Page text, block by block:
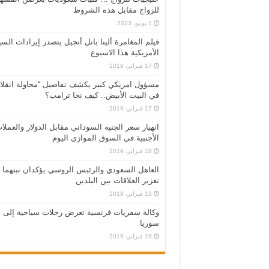
للزواج مقابل هذه الشروط
1 يونيو، 2023
فيلم المغامرة أليتا‭ ‬باتل أنجيل يتصدر إيرادات
الأمريكية هذا الاسبوع
17 فبراير، 2019
مسؤول امريكي كبير يكشف تفاصيل “محاولة
في البيت الأبيض.. كيف نجا ترامب؟
17 فبراير، 2019
انهيار سعر الجنيه السوداني مقابل الدولار
الأجنبية في السوق الموازي اليوم
18 فبراير، 2019
العاهل السعودي والرئيس الروسي يؤكدان نيتهما
تعزيز العلاقات بين البلدين
19 فبراير، 2019
وكالة سفريات فرنسية تعرض رحلات سياحية إلى
سوريا
19 فبراير، 2019